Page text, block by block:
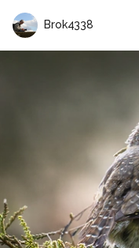
Brok4338